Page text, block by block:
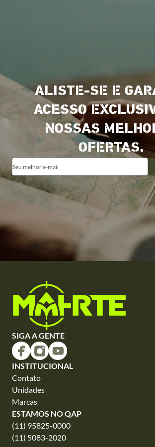
ALISTE-SE E
ACESSO
NOSSAS
OFERTAS.
SIGA A GENTE
INSTITUCIONAL
Contato
Unidades
Marcas
ESTAMOS NO QAP
(11) 95825-0000
(11) 5083-2020